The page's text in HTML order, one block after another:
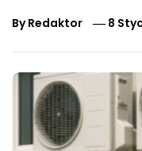
ByRedaktor 8